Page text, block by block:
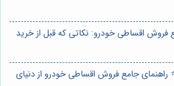
فروش اقساطی خودرو: نکاتی که قبل از خرید
راهنمای جامع فروش اقساطی خودرو از دنیای